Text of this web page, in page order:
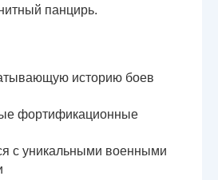
панцирь.
историю боев
фортификационные
с уникальными военными